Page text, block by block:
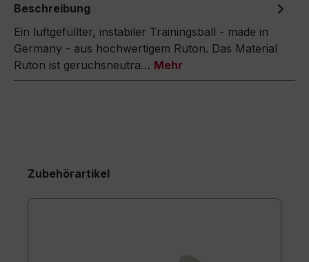
Beschreibung
Ein luftgefüllter, instabiler Trainingsball - made in
Germany - aus hochwertigem Ruton. Das Material
Ruton ist geruchsneutra… Mehr
Zubehörartikel